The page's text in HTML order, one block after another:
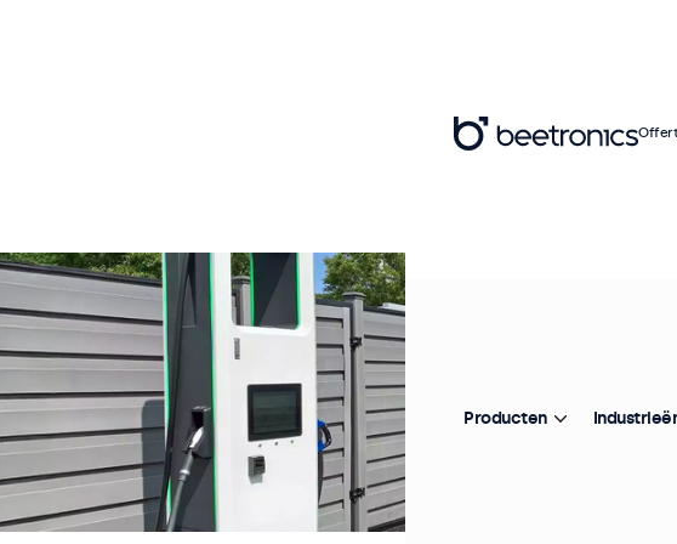
Producten